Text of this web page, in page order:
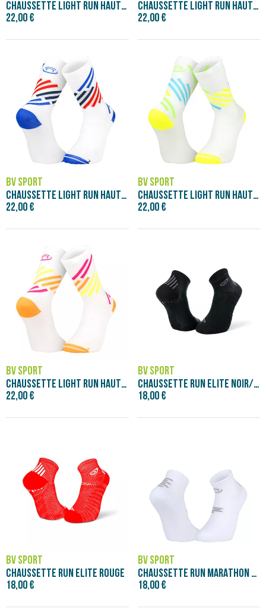
CHAUSSETTE LIGHT RUN HAUTE IBIZA RETRO O
22,00 €
CHAUSSETTE LIGHT RUN HAUTE MIAMI BLEU/GR
22,00 €
BV SPORT
CHAUSSETTE LIGHT RUN HAUTE MIAMI BLEU/RO
22,00 €
BV SPORT
CHAUSSETTE LIGHT RUN HAUTE MIAMI JAUNE/V
22,00 €
BV SPORT
CHAUSSETTE LIGHT RUN HAUTE MIAMI ORANGE/
22,00 €
BV SPORT
CHAUSSETTE RUN ELITE NOIR/GRIS
18,00 €
BV SPORT
CHAUSSETTE RUN ELITE ROUGE
18,00 €
BV SPORT
CHAUSSETTE RUN MARATHON LOW BLANC/GRIS
18,00 €